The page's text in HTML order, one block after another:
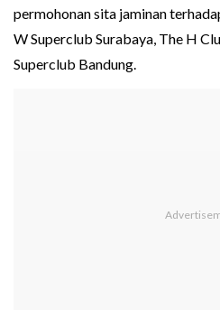
permohonan sita jaminan
W Superclub Surabaya, The H
Superclub Bandung.